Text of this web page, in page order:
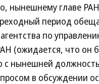
нынешнему главе
период
по
(ожидается, что он
с нынешней
в обсуждении